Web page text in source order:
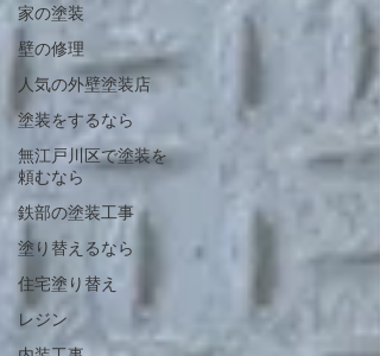
家の塗装
壁の修理
人気の外壁塗装店
塗装をするなら
無江戸川区で塗装を
頼むなら
鉄部の塗装工事
塗り替えるなら
住宅塗り替え
レジン